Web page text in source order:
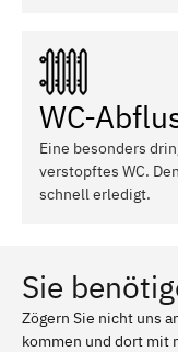
WC-
Eine besonders
verstopftes WC.
schnell erledigt.
Sie
Zögern Sie nicht uns
kommen und dort mit